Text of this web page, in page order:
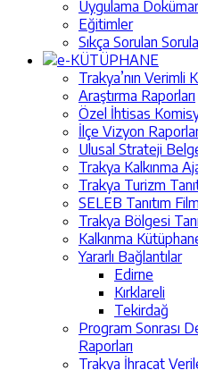
Uygulama
Eğitimler
Sıkça Sorulan
e-KÜTÜPHANE
Trakya’nın Verimli
Araştırma Raporları
Özel İhtisas
İlçe Vizyon
Ulusal Strateji
Trakya Kalkınma
Trakya Turizm
SELEB Tanıtım
Trakya Bölgesi
Kalkınma
Yararlı Bağlantılar
Edirne
Kırklareli
Tekirdağ
Program Sonrası
Raporları
Trakya İhracat